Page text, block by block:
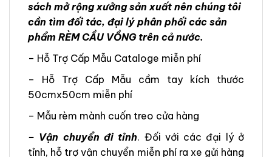
sách mở rộng xưởng sản xuất nên chúng tôi
cần tìm đối tác, đại lý phân phối các sản
phẩm RÈM CẦU VỒNG trên cả nước.
– Hỗ Trợ Cấp Mẫu Cataloge miễn phí
– Hỗ Trợ Cấp Mẫu cầm tay kích thước
50cmx50cm miễn phí
– Mẫu rèm mành cuốn treo cửa hàng
– Vận chuyển đi tỉnh. Đối với các đại lý ở
tỉnh, hỗ trợ vận chuyển miễn phí ra xe gửi hàng